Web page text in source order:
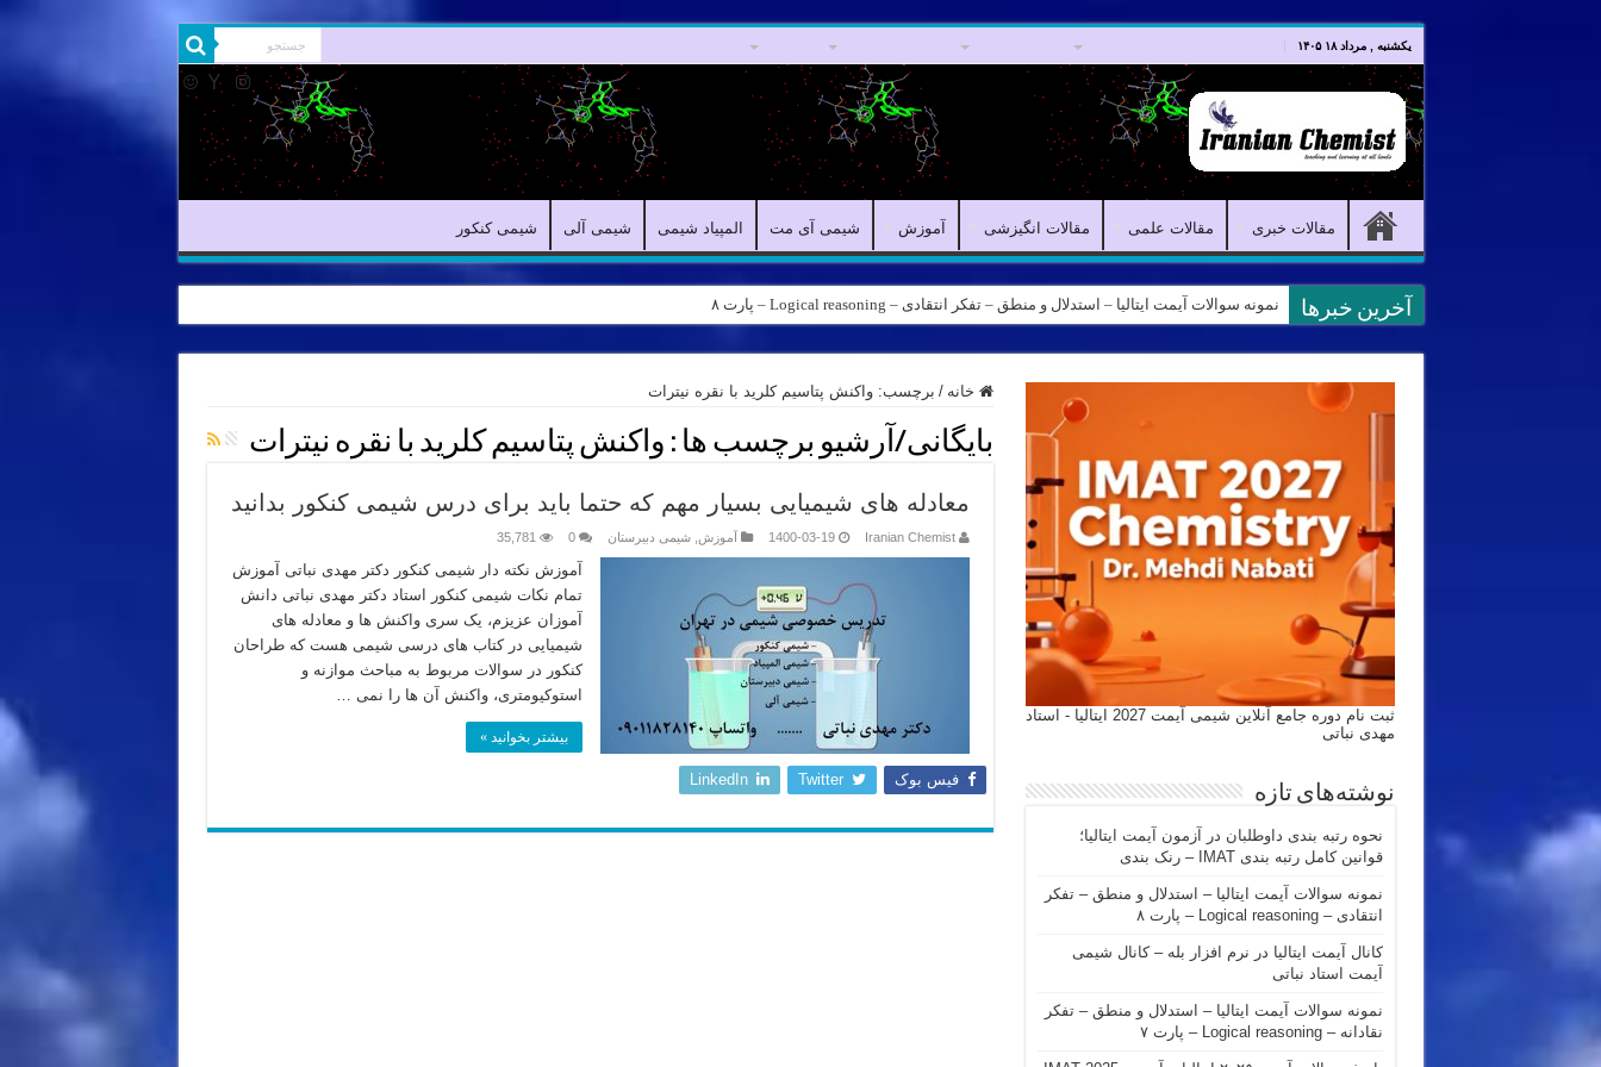
یکشنبه , مرداد ۱۸ ۱۴۰۵
مقالات خبری مقالات علمی مقالات انگیزشی آموزش شیمی آی مت المپیاد شیمی شیمی آلی شیمی کنکور
آخرین خبرها نمونه سوالات آیمت ایتالیا – استدلال و منطق – تفکر انتقادی – Logical reasoning – پارت ۸
خانه / برچسب:واکنش پتاسیم کلرید با نقره نیترات
بایگانی/آرشیو برچسب ها : واکنش پتاسیم کلرید با نقره نیترات
معادله های شیمیایی بسیار مهم که حتما باید برای درس شیمی کنکور بدانید
Iranian Chemist
1400-03-19 آموزش ,شیمی دبیرستان 0
35,781
آموزش نکته دار شیمی کنکور دکتر مهدی نباتی آموزش
تمام نکات شیمی کنکور استاد دکتر مهدی نباتی دانش
آموزان عزیزم، یک سری واکنش ها و معادله های
شیمیایی در کتاب های درسی شیمی هست که طراحان
کنکور در سوالات مربوط به مباحث موازنه و
استوکیومتری، واکنش آن ها را نمی …
بیشتر بخوانید »
فیس بوک Twitter
LinkedIn
ثبت نام دوره جامع آنلاین شیمی آیمت 2027 ایتالیا - استاد
مهدی نباتی
نوشته‌های تازه
نحوه رتبه بندی داوطلبان در آزمون آیمت ایتالیا؛
قوانین کامل رتبه بندی IMAT – رنک بندی
نمونه سوالات آیمت ایتالیا – استدلال و منطق – تفکر
انتقادی – Logical reasoning – پارت ۸
کانال آیمت ایتالیا در نرم افزار بله – کانال شیمی
آیمت استاد نباتی
نمونه سوالات آیمت ایتالیا – استدلال و منطق – تفکر
نقادانه – Logical reasoning – پارت ۷